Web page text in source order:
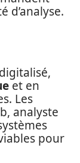
d’analyse.
et en
Les
analyste
pour